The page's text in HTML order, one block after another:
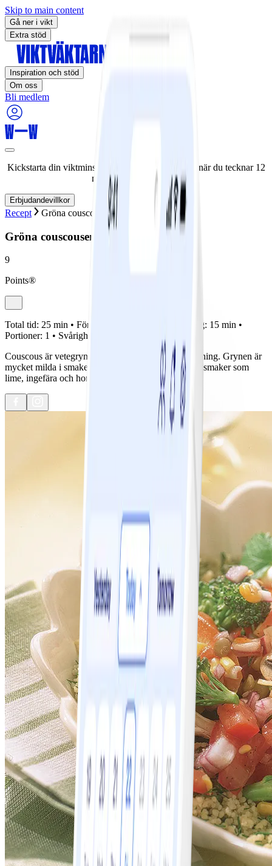
Skip to main content
Gå ner i vikt
Extra stöd
Inspiration och stöd
Om oss
Bli medlem
Kickstarta din viktminskningsresa nu! Spara 50% när du tecknar 12
månaders medlemskap.
Erbjudandevillkor
Recept Gröna couscousen
Gröna couscousen
9
Points®
Total tid: 25 min • Förberedelse: Tillagning: 15 min •
Portioner: 1 • Svårighetsgrad:
Couscous är vetegryn som inte kräver mycket tillagning. Grynen är
mycket milda i smaken och är kan kombineras med smaker som
lime, ingefära och honung.